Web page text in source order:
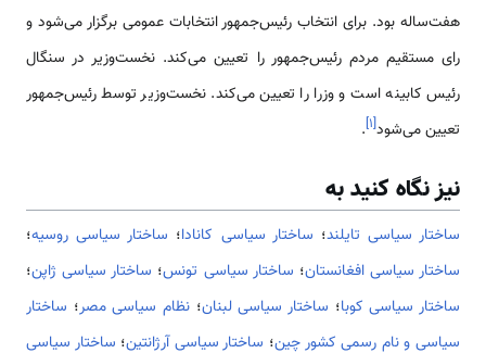
هفت‌ساله بود. برای انتخاب رئیس‌جمهور انتخابات عمومی برگزار می‌شود و
رای مستقیم مردم رئیس‌جمهور را تعیین می‌کند. نخست‌وزیر در سنگال
رئیس کابینه است و وزرا را تعیین می‌کند. نخست‌وزیر توسط رئیس‌جمهور
تعیین می‌شود[۱]
.
نیز نگاه کنید به
ساختار سیاسی تایلند؛ ساختار سیاسی کانادا؛ ساختار سیاسی روسیه؛
ساختار سیاسی افغانستان؛ ساختار سیاسی تونس؛ ساختار سیاسی ژاپن؛
ساختار سیاسی کوبا؛ ساختار سیاسی لبنان؛ نظام سیاسی مصر؛ ساختار
سیاسی و نام رسمی کشور چین؛ ساختار سیاسی آرژانتین؛ ساختار سیاسی